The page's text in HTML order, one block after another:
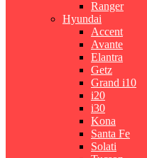
Ranger
Hyundai
Accent
Avante
Elantra
Getz
Grand i10
i20
i30
Kona
Santa Fe
Solati